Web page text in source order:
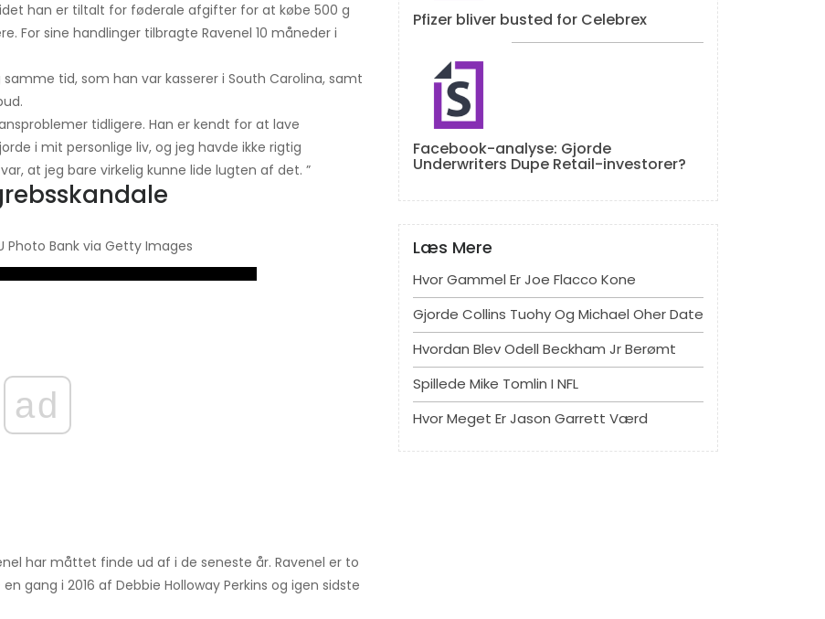
han er tiltalt for føderale afgifter for at købe 500 g
For sine handlinger tilbragte Ravenel 10 måneder i
tid, som han var kasserer i South Carolina, samt
tidligere. Han er kendt for at lave
i mit personlige liv, og jeg havde ikke rigtig
at jeg bare virkelig kunne lide lugten af ​​det. ”
Photo Bank via Getty Images
ad
har måttet finde ud af i de seneste år. Ravenel er to
gang i 2016 af Debbie Holloway Perkins og igen sidste
Pfizer bliver busted for Celebrex
Facebook-analyse: Gjorde
Underwriters Dupe Retail-investorer?
Læs Mere
Hvor Gammel Er Joe Flacco Kone
Gjorde Collins Tuohy Og Michael Oher Date
Hvordan Blev Odell Beckham Jr Berømt
Spillede Mike Tomlin I NFL
Hvor Meget Er Jason Garrett Værd